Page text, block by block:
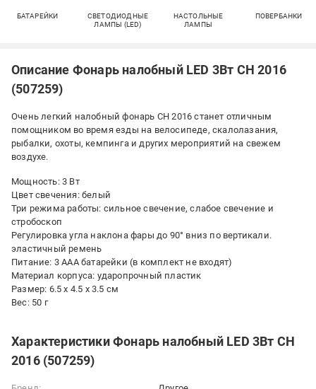
БАТАРЕЙКИ
СВЕТОДИОДНЫЕ
ЛАМПЫ (LED)
НАСТОЛЬНЫЕ
ЛАМПЫ
ПОВЕРБАНКИ
Описание Фонарь налобный LED 3Вт CH 2016
(507259)
Очень легкий налобный фонарь CH 2016 станет отличным
помощником во время езды на велосипеде, скалолазания,
рыбалки, охоты, кемпинга и других мероприятий на свежем
воздухе.
Мощность: 3 Вт
Цвет свечения: белый
Три режима работы: сильное свечение, слабое свечение и
стробоскоп
Регулировка угла наклона фары до 90° вниз по вертикали.
эластичный ремень
Питание: 3 ААА батарейки (в комплект не входят)
Материал корпуса: ударопрочный пластик
Размер: 6.5 х 4.5 х 3.5 см
Вес: 50 г
Характеристики Фонарь налобный LED 3Вт CH
2016 (507259)